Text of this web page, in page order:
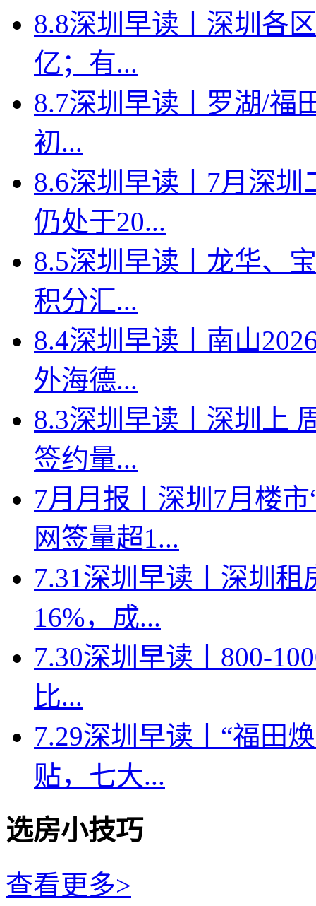
8.8深圳早读丨深圳各
亿；有...
8.7深圳早读丨罗湖/福
初...
8.6深圳早读丨7月深
仍处于20...
8.5深圳早读丨龙华、
积分汇...
8.4深圳早读丨南山
外海德...
8.3深圳早读丨深圳上
签约量...
7月月报丨深圳7月楼
网签量超1...
7.31深圳早读丨深圳
16%，成...
7.30深圳早读丨800-
比...
7.29深圳早读丨“福田
贴，七大...
选房小技巧
查看更多>